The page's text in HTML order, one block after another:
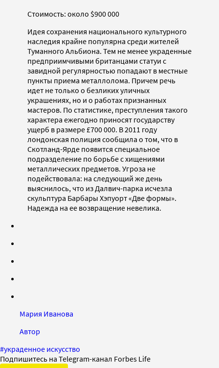
Стоимость: около $900 000
Идея сохранения национального культурного
наследия крайне популярна среди жителей
Туманного Альбиона. Тем не менее украденные
предприимчивыми британцами статуи с
завидной регулярностью попадают в местные
пункты приема металлолома. Причем речь
идет не только о безликих уличных
украшениях, но и о работах признанных
мастеров. По статистике, преступления такого
характера ежегодно приносят государству
ущерб в размере £700 000. В 2011 году
лондонская полиция сообщила о том, что в
Скотланд-Ярде появится специальное
подразделение по борьбе с хищениями
металлических предметов. Угроза не
подействовала: на следующий же день
выяснилось, что из Далвич-парка исчезла
скульптура Барбары Хэпуорт «Две формы».
Надежда на ее возвращение невелика.
Мария Иванова
Автор
#украденное искусство
Подпишитесь на Telegram-канал Forbes Life